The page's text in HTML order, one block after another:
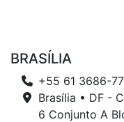
BRASÍLIA
+55 61 3686-
Brasília • DF -
6 Conjunto A